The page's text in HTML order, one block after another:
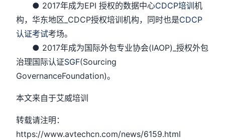
● 2017年成为EPI 授权的数据中心CDCP培训机
构，华东地区_CDCP授权培训机构，同时也是CDCP
认证考试考场。
● 2017年成为国际外包专业协会(IAOP)_授权外包
治理国际认证SGF(Sourcing
GovernanceFoundation)。
本文来自于艾威培训
转载请注明：
https://www.avtechcn.com/news/6159.html